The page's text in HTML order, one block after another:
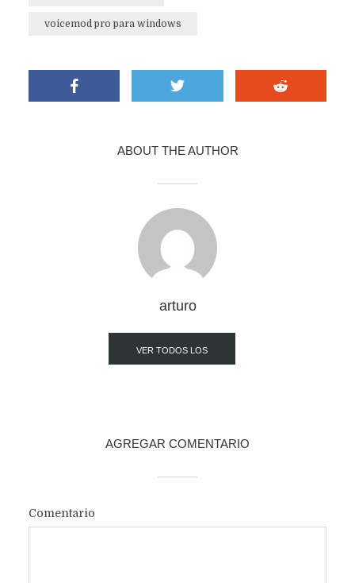
voicemod pro para windows
ABOUT THE AUTHOR
arturo
VER TODOS LOS
AGREGAR COMENTARIO
Comentario